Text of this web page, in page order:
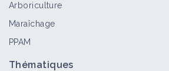
Arboriculture
Maraîchage
PPAM
Thématiques